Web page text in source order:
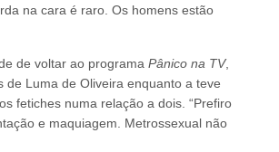
na cara é raro. Os homens estão
de voltar ao programa Pânico na TV,
Luma de Oliveira enquanto a teve
fetiches numa relação a dois. “Prefiro
e maquiagem. Metrossexual não